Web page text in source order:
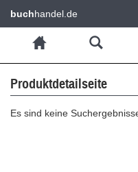
buchhandel.de
Produktdetailseite
Es sind keine